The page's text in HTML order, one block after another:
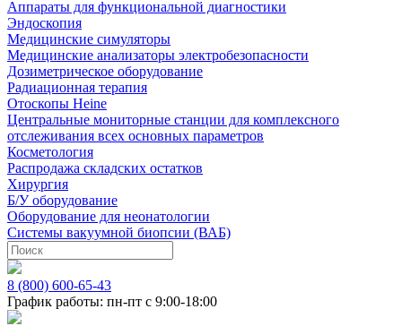
Аппараты для функциональной диагностики
Эндоскопия
Медицинские симуляторы
Медицинские анализаторы электробезопасности
Дозиметрическое оборудование
Радиационная терапия
Отоскопы Heine
Центральные мониторные станции для комплексного
отслеживания всех основных параметров
Косметология
Распродажа складских остатков
Хирургия
Б/У оборудование
Оборудование для неонатологии
Системы вакуумной биопсии (ВАБ)
8 (800) 600-65-43
График работы: пн-пт с 9:00-18:00